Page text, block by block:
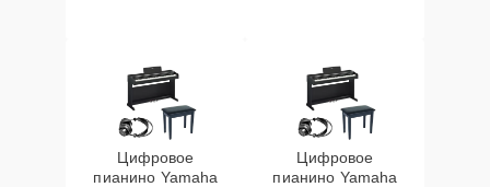
Цифровое
пианино Yamaha
Цифровое
пианино Yamaha